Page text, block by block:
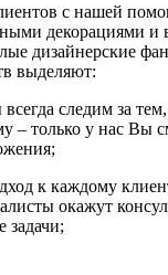
с нашей
декорациями и
дизайнерские
выделяют:
следим за
– только у нас Вы
к каждому
окажут
задачи;